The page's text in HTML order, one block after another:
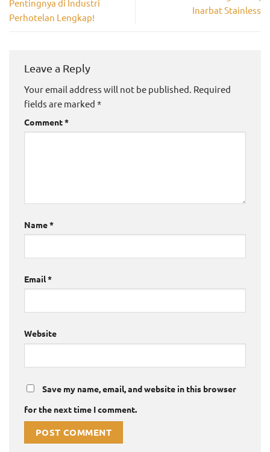
Pentingnya di Industri
Perhotelan Lengkap!
Inarbat Stainless
Leave a Reply
Your email address will not be published. Required
fields are marked *
Comment*
Name*
Email*
Website
Save my name, email, and website in this browser
for the next time I comment.